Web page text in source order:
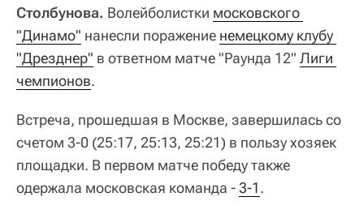
Столбунова. Волейболистки московского
"Динамо" нанесли поражение немецкому клубу
"Дрезднер" в ответном матче "Раунда 12" Лиги
чемпионов.
Встреча, прошедшая в Москве, завершилась со
счетом 3-0 (25:17, 25:13, 25:21) в пользу хозяек
площадки. В первом матче победу также
одержала московская команда -3-1.